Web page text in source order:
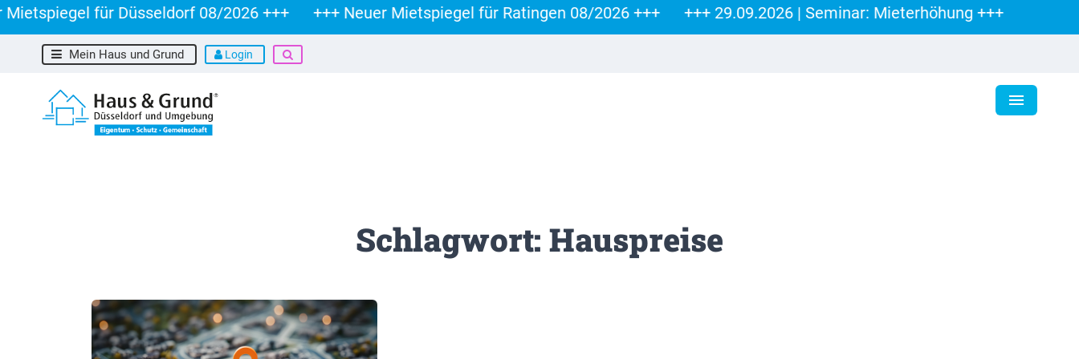
für Düsseldorf 08/2026 +++ +++ Neuer Mietspiegel für Ratingen 08/2026 +++ +++ 29.09.2026 | Seminar: Mieterhöhung +++
Mein Haus und Grund Login
Schlagwort: Hauspreise